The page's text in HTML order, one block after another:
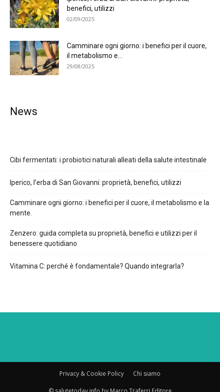
benefici, utilizzi
02/09/2025
Camminare ogni giorno: i benefici per il cuore,
il metabolismo e...
29/08/2025
News
Cibi fermentati: i probiotici naturali alleati della salute intestinale
Iperico, l’erba di San Giovanni: proprietà, benefici, utilizzi
Camminare ogni giorno: i benefici per il cuore, il metabolismo e la
mente.
Zenzero: guida completa su proprietà, benefici e utilizzi per il
benessere quotidiano
Vitamina C: perché è fondamentale? Quando integrarla?
Privacy & Cookie Policy Chi siamo